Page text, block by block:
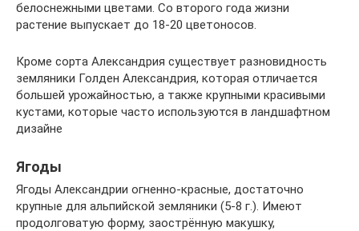
белоснежными цветами. Со второго года жизни
растение выпускает до 18-20 цветоносов.
Кроме сорта Александрия существует разновидность
земляники Голден Александрия, которая отличается
большей урожайностью, а также крупными красивыми
кустами, которые часто используются в ландшафтном
дизайне
Ягоды
Ягоды Александрии огненно-красные, достаточно
крупные для альпийской земляники (5-8 г.). Имеют
продолговатую форму, заострённую макушку,